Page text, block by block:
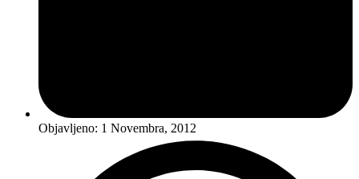
Objavljeno: 1 Novembra, 2012